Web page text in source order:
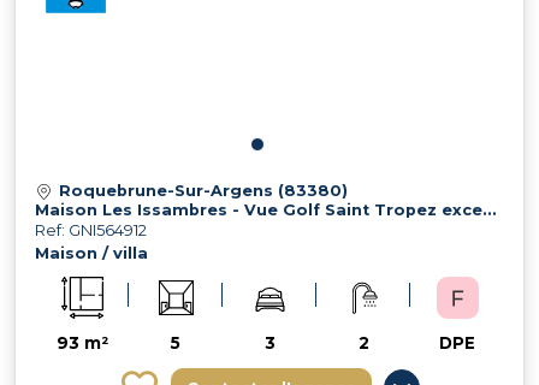
Roquebrune-Sur-Argens (83380)
Maison Les Issambres - Vue Golf Saint Tropez exceptionnelle
Ref: GNI564912
Maison / villa
93 m² 5 3 2 DPE